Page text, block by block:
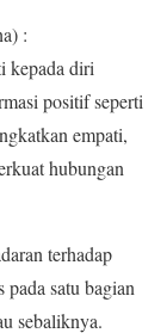
:
kepada diri
positif seperti
empati,
hubungan
terhadap
satu bagian
sebaliknya.